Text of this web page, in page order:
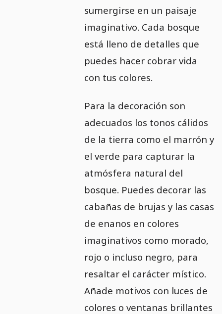
sumergirse en un paisaje
imaginativo. Cada bosque
está lleno de detalles que
puedes hacer cobrar vida
con tus colores.
Para la decoración son
adecuados los tonos cálidos
de la tierra como el marrón y
el verde para capturar la
atmósfera natural del
bosque. Puedes decorar las
cabañas de brujas y las casas
de enanos en colores
imaginativos como morado,
rojo o incluso negro, para
resaltar el carácter místico.
Añade motivos con luces de
colores o ventanas brillantes